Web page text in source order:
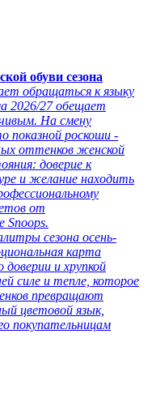
обуви сезона
обращаться к языку
2026/27 обещает
На смену
показной роскоши -
оттенков женской
доверие к
и желание находить
от
Snoops.
сезона осень-
карта
доверии и хрупкой
силе и тепле, которое
превращают
цветовой язык,
покупательницам